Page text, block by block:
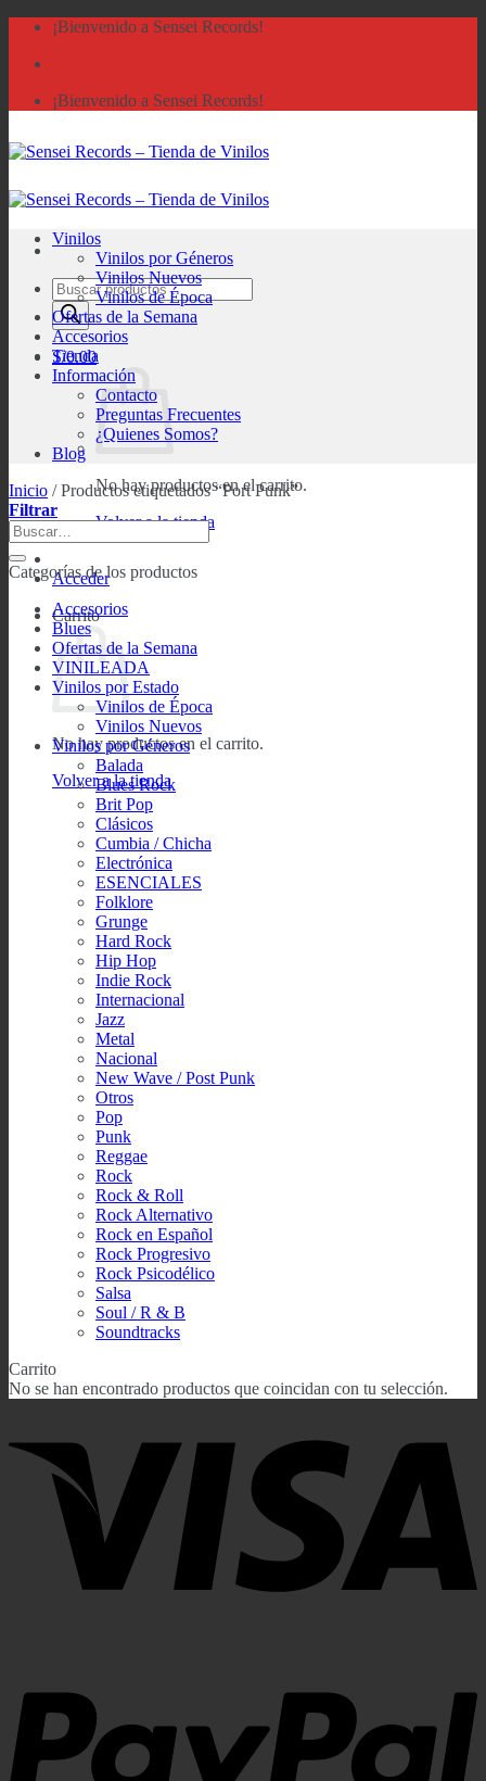
Saltar
contenido
¡Bienvenido a Sensei Records!
¡Bienvenido a Sensei Records!
Búsqueda
de
productos
S/0.00
No hay productos en el carrito.
Volver a la tienda
Acceder
Carrito
No hay productos en el carrito.
Volver a la tienda
Vinilos
Vinilos por Géneros
Vinilos Nuevos
Vinilos de Época
Ofertas de la Semana
Accesorios
Tienda
Información
Contacto
Preguntas Frecuentes
¿Quienes Somos?
Blog
Inicio /Productos etiquetados “Port Punk”
Filtrar
Buscar
por:
Categorías de los productos
Accesorios
Blues
Ofertas de la Semana
VINILEADA
Vinilos por Estado
Vinilos de Época
Vinilos Nuevos
Vinilos por Géneros
Balada
Blues Rock
Brit Pop
Clásicos
Cumbia / Chicha
Electrónica
ESENCIALES
Folklore
Grunge
Hard Rock
Hip Hop
Indie Rock
Internacional
Jazz
Metal
Nacional
New Wave / Post Punk
Otros
Pop
Punk
Reggae
Rock
Rock & Roll
Rock Alternativo
Rock en Español
Rock Progresivo
Rock Psicodélico
Salsa
Soul / R & B
Soundtracks
Carrito
No se han encontrado productos que coincidan con tu selección.